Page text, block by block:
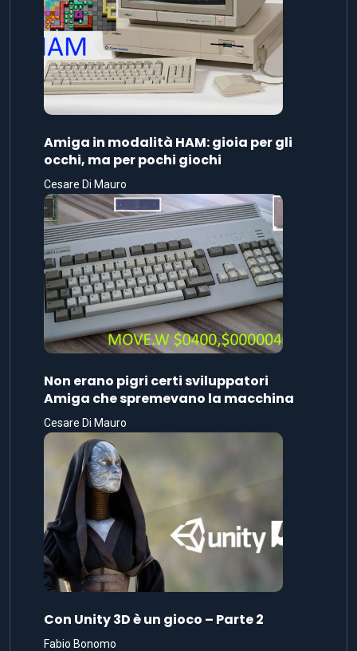
Amiga in modalità HAM: gioia per gli
occhi, ma per pochi giochi
Cesare Di Mauro
Non erano pigri certi sviluppatori
Amiga che spremevano la macchina
Cesare Di Mauro
Con Unity 3D è un gioco – Parte 2
Fabio Bonomo